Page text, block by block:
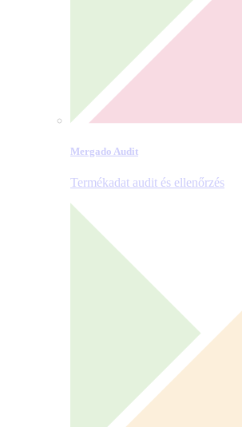
Mergado Audit
Termékadat audit és ellenőrzés